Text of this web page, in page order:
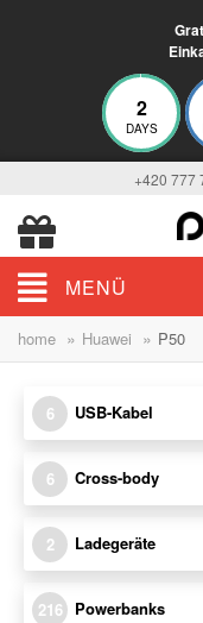
2
DAYS
+420 777
MENÜ
home » Huawei » P50
6 USB-Kabel
6 Cross-body
2 Ladegeräte
216 Powerbanks